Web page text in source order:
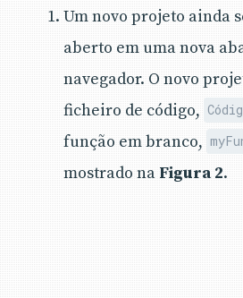
Um novo projeto ainda
aberto em uma nova
navegador. O novo
ficheiro de código,
função em branco,
mostrado na Figura 2.